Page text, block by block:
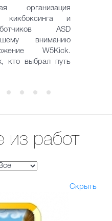
кикбоксинга и
ASD
вниманию
W5Kick.
кто выбрал путь
из работ
Скрыть